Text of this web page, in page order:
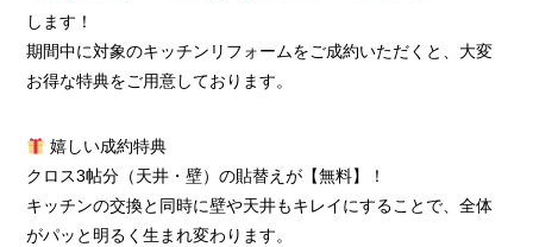
します！
期間中に対象のキッチンリフォームをご成約いただくと、大変
お得な特典をご用意しております。
嬉しい成約特典
クロス3帖分（天井・壁）の貼替えが【無料】！
キッチンの交換と同時に壁や天井もキレイにすることで、全体
がパッと明るく生まれ変わります。